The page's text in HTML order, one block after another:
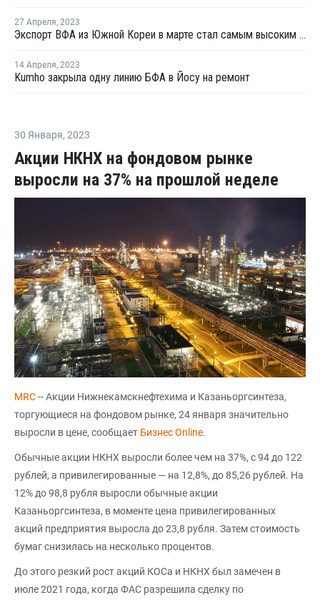
27 Апреля, 2023
Экспорт BФA из Южной Кореи в марте стал самым высоким за шесть месяцев
14 Апреля, 2023
Kumho закрыла одну линию БФА в Йосу на ремонт
30 Января, 2023
Акции НКНХ на фондовом рынке
выросли на 37% на прошлой неделе
MRC-- Акции Нижнекамскнефтехима и Казаньоргсинтеза,
торгующиеся на фондовом рынке, 24 января значительно
выросли в цене, сообщает Бизнес Online.
Обычные акции НКНХ выросли более чем на 37%, с 94 до 122
рублей, а привилегированные — на 12,8%, до 85,26 рублей. На
12% до 98,8 рубля выросли обычные акции
Казаньоргсинтеза, в моменте цена привилегированных
акций предприятия выросла до 23,8 рубля. Затем стоимость
бумаг снизилась на несколько процентов.
До этого резкий рост акций КОСа и НКНХ был замечен в
июле 2021 года, когда ФАС разрешила сделку по